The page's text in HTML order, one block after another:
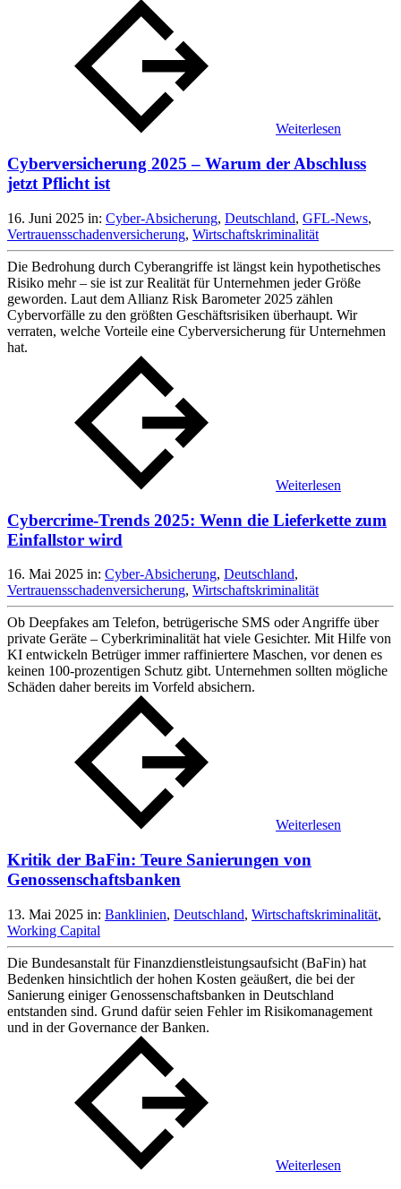
Weiterlesen
Cyberversicherung 2025 – Warum der Abschluss
jetzt Pflicht ist
16. Juni 2025 in: Cyber-Absicherung, Deutschland, GFL-News,
Vertrauensschadenversicherung, Wirtschaftskriminalität
Die Bedrohung durch Cyberangriffe ist längst kein hypothetisches
Risiko mehr – sie ist zur Realität für Unternehmen jeder Größe
geworden. Laut dem Allianz Risk Barometer 2025 zählen
Cybervorfälle zu den größten Geschäftsrisiken überhaupt. Wir
verraten, welche Vorteile eine Cyberversicherung für Unternehmen
hat.
Weiterlesen
Cybercrime-Trends 2025: Wenn die Lieferkette zum
Einfallstor wird
16. Mai 2025 in: Cyber-Absicherung, Deutschland,
Vertrauensschadenversicherung, Wirtschaftskriminalität
Ob Deepfakes am Telefon, betrügerische SMS oder Angriffe über
private Geräte – Cyberkriminalität hat viele Gesichter. Mit Hilfe von
KI entwickeln Betrüger immer raffiniertere Maschen, vor denen es
keinen 100-prozentigen Schutz gibt. Unternehmen sollten mögliche
Schäden daher bereits im Vorfeld absichern.
Weiterlesen
Kritik der BaFin: Teure Sanierungen von
Genossenschaftsbanken
13. Mai 2025 in: Banklinien, Deutschland, Wirtschaftskriminalität,
Working Capital
Die Bundesanstalt für Finanzdienstleistungsaufsicht (BaFin) hat
Bedenken hinsichtlich der hohen Kosten geäußert, die bei der
Sanierung einiger Genossenschaftsbanken in Deutschland
entstanden sind. Grund dafür seien Fehler im Risikomanagement
und in der Governance der Banken.
Weiterlesen